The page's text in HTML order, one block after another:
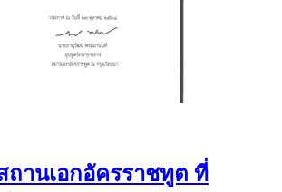
ถานเอกอัครราชทูต ที่